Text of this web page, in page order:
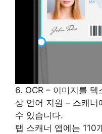
6. OCR – 이미지를 텍
상 언어 지원 – 스캐
수 있습니다.
탭 스캐너 앱에는 110